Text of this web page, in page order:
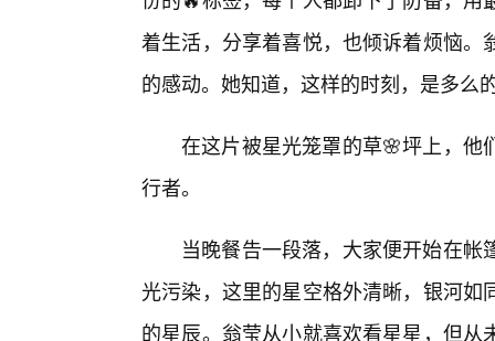
着生活，分享着喜悦，也倾诉着烦恼
的感动。她知道，这样的时刻，是多么
在这片被星光笼罩的草🌸坪上，他
行者。
当晚餐告一段落，大家便开始在
光污染，这里的星空格外清晰，银河
的星辰。翁莹从小就喜欢看星星，但